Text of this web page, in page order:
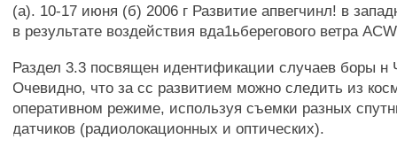
(а). 10-17 июня (б) 2006 г Развитие апвегчинл! в
в результате воздействия вда1ьберегового ветра
Раздел 3.3 посвящен идентификации случаев боры н
Очевидно, что за сс развитием можно следить из
оперативном режиме, используя съемки разных
датчиков (радиолокационных и оптических).